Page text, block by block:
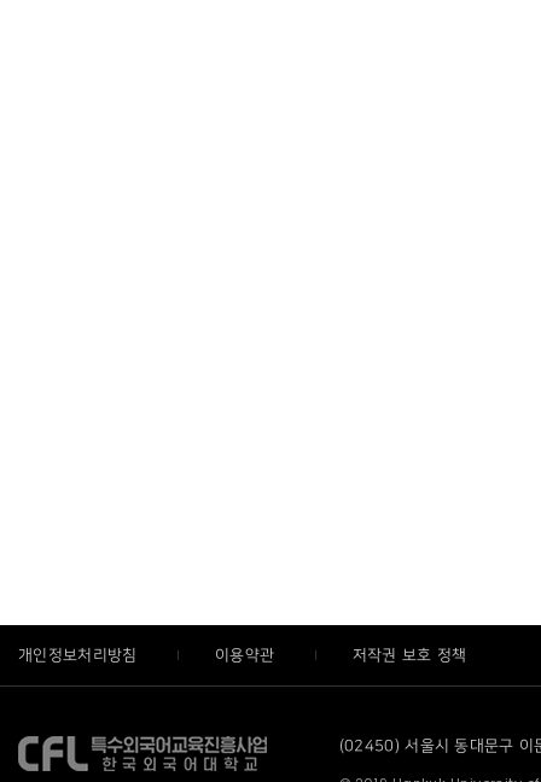
개인정보처리방침 이용약관 저작권 보호 정책
(02450) 서울시 동대문구